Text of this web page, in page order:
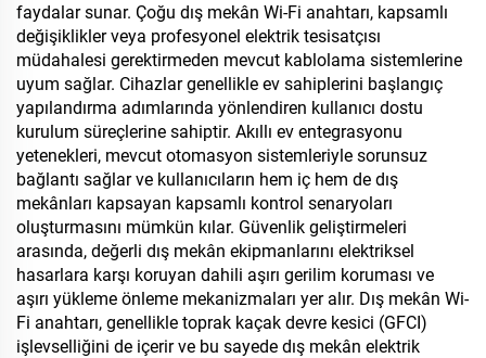
faydalar sunar. Çoğu dış mekân Wi-Fi anahtarı, kapsamlı
değişiklikler veya profesyonel elektrik tesisatçısı
müdahalesi gerektirmeden mevcut kablolama sistemlerine
uyum sağlar. Cihazlar genellikle ev sahiplerini başlangıç
yapılandırma adımlarında yönlendiren kullanıcı dostu
kurulum süreçlerine sahiptir. Akıllı ev entegrasyonu
yetenekleri, mevcut otomasyon sistemleriyle sorunsuz
bağlantı sağlar ve kullanıcıların hem iç hem de dış
mekânları kapsayan kapsamlı kontrol senaryoları
oluşturmasını mümkün kılar. Güvenlik geliştirmeleri
arasında, değerli dış mekân ekipmanlarını elektriksel
hasarlara karşı koruyan dahili aşırı gerilim koruması ve
aşırı yükleme önleme mekanizmaları yer alır. Dış mekân Wi-
Fi anahtarı, genellikle toprak kaçak devre kesici (GFCI)
işlevselliğini de içerir ve bu sayede dış mekân elektrik